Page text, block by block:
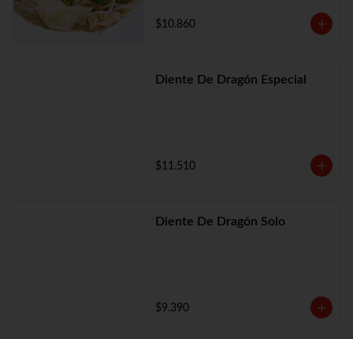
$10.860
Diente De Dragón Especial
$11.510
Diente De Dragón Solo
$9.390